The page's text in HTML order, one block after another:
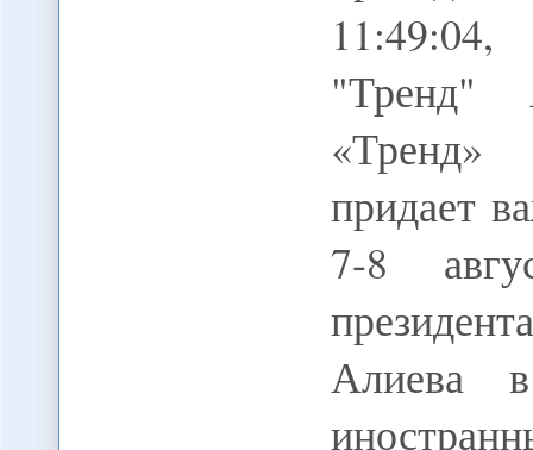
11:49:04,
"Тренд"
придает
7-8
Алиева